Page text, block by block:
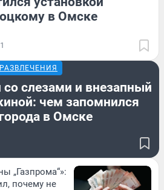
в Омске
РАЗВЛЕЧЕНИЯ
слезами и внезапный
чем запомнился
в Омске
„Газпрома“»:
почему не